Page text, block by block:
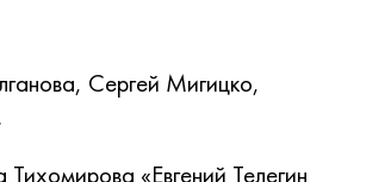
, Сергей Мигицко,
«Евгений Телегин